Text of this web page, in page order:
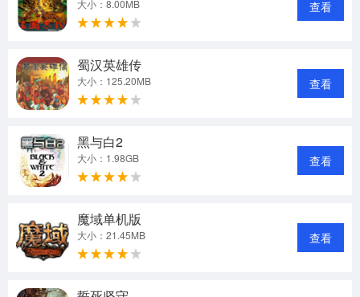
大小：8.00MB 查看
蜀汉英雄传
大小：125.20MB 查看
黑与白2
大小：1.98GB 查看
魔域单机版
大小：21.45MB 查看